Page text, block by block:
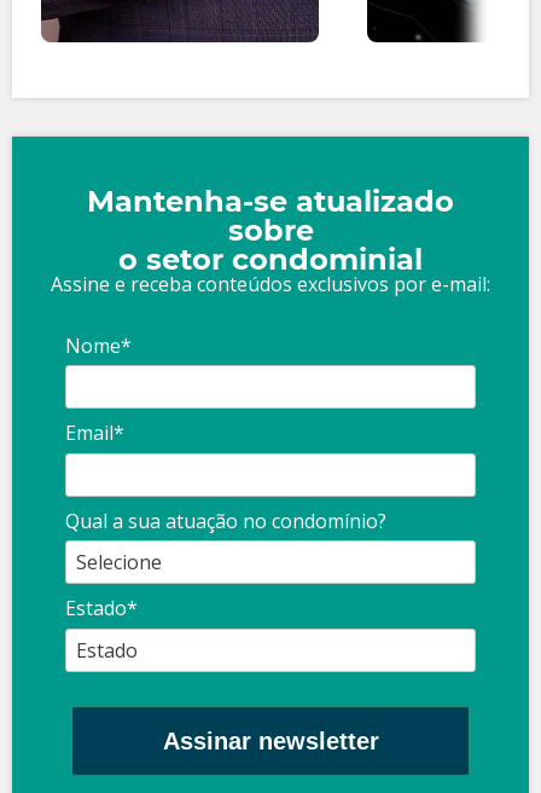
Mantenha-se atualizado
sobre
o setor condominial
Assine e receba conteúdos exclusivos por e-mail:
Nome*
Email*
Qual a sua atuação no condomínio?
Estado*
Assinar newsletter